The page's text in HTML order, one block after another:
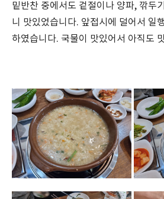
밑반찬 중에서도 겉절이나 양파, 깎두
니 맛있었습니다. 앞접시에 덜어서 일
하였습니다. 국물이 맛있어서 아직도